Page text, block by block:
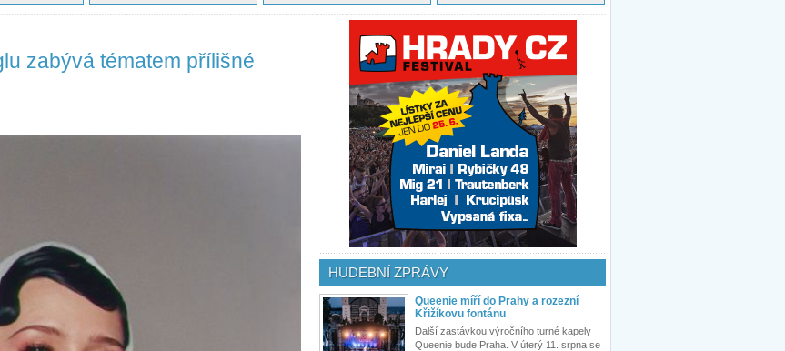
zabývá tématem přílišné
HUDEBNÍ ZPRÁVY
Queenie míří do Prahy a rozezní
Křižíkovu fontánu
Další zastávkou výročního turné kapely
Queenie bude Praha. V úterý 11. srpna se